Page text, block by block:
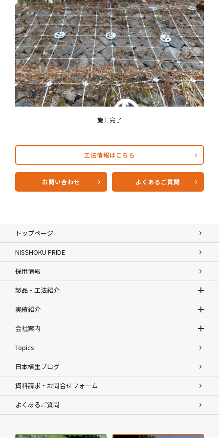
施工完了
工法情報はこちら
お問い合わせ よくあるご質問
トップページ
NISSHOKU PRIDE
採用情報
製品・工法紹介
実績紹介
会社案内
Topics
日本植生ブログ
資料請求・お問合せフォーム
よくあるご質問